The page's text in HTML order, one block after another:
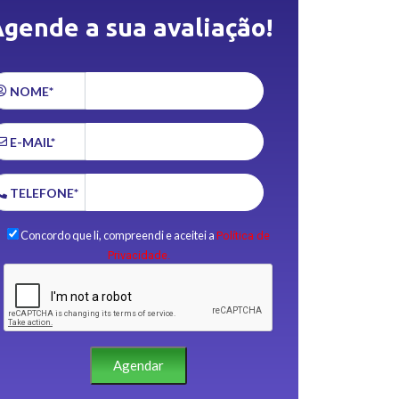
a sua avaliação!
NOME*
E-MAIL*
TELEFONE*
Concordo que li, compreendi e aceitei aPolítica de
Privacidade.
Agendar